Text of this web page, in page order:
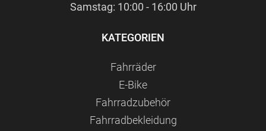
Samstag: 10:00 - 16:00 Uhr
KATEGORIEN
Fahrräder
E-Bike
Fahrradzubehör
Fahrradbekleidung